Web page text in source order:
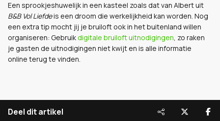
Een sprookjeshuwelijk in een kasteel zoals dat van Albert uit
B&B Vol Liefdeis een droom die werkelijkheid kan worden. Nog
een extra tip mocht jij je bruiloft ook in het buitenland willen
organiseren: Gebruikdigitale bruiloft uitnodigingen, zo raken
je gasten de uitnodigingen niet kwijt en is alle informatie
online terug te vinden.
Deel dit artikel